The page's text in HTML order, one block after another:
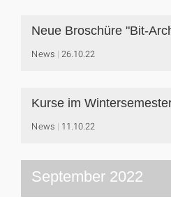
Neue Broschüre "Bit-
News 26.10.22
Kurse im
News 11.10.22
September 2022